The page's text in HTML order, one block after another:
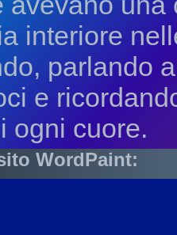
interiore
parlando
e
ogni cuore.
WordPaint: